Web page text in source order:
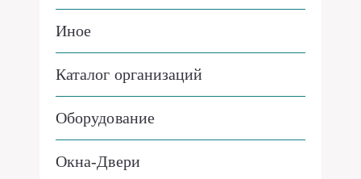
Иное
Каталог организаций
Оборудование
Окна-Двери